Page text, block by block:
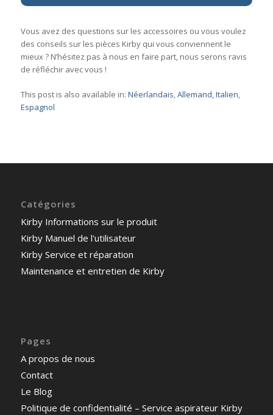
Vous avez des questions sur les accessoires ou vous voulez
des conseils sur les pièces Kirby qui vous conviennent le
mieux ? N’hésitez pas à nous en faire part, nous serons ravis
de réfléchir avec vous !
This post is also available in: Néerlandais Allemand Italien
Espagnol
Catégories
Kirby Informations sur le produit
Kirby Manuel de l'utilisateur
Kirby Service et réparation
Maintenance et entretien de Kirby
Pages
A propos de nous
Contact
Le Blog
Politique de confidentialité – Service aspirateur Kirby